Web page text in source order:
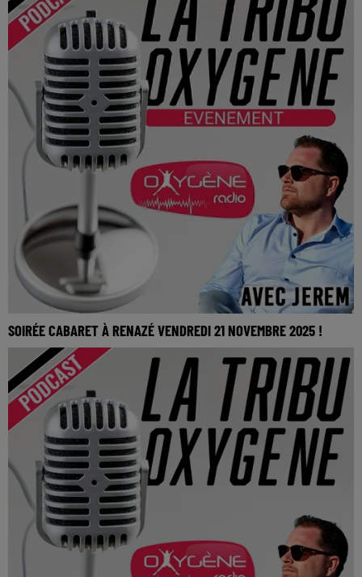
SOIRÉE CABARET À RENAZÉ VENDREDI 21 NOVEMBRE 2025 !
La Tribu Oxygène By Jerem